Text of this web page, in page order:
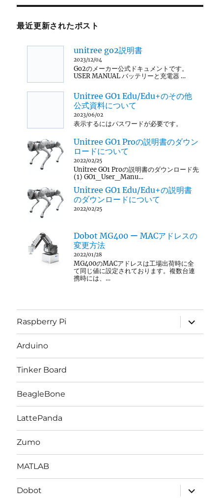
最近更新されたポスト
unitree go2説明書
2023/12/04
Go2のメーカー公式ドキュメントです。
USER MANUAL バッテリーと充電器 …
Unitree GO1 Edu/Edu+のその他
公式資料について
2023/06/02
表示するにはパスワードが必要です。
Unitree GO1 Proの説明書のダウン
ロードについて
2022/02/25
Unitree GO1 Proの説明書のダウンロード先
(1) GO1_User_Manu…
Unitree GO1 Edu/Edu+の説明書
のダウンロードについて
2022/02/25
Dobot MG400 ー MACアドレスの
変更方法
2022/01/28
MG400のMACアドレスは工場出荷時に全
て同じ値に設定されております。複数台連
携時には、…
Raspberry Pi
サ
ブ
メ
ー
開
Arduino
Tinker Board
BeagleBone
LattePanda
Zumo
MATLAB
Dobot
サ
ブ